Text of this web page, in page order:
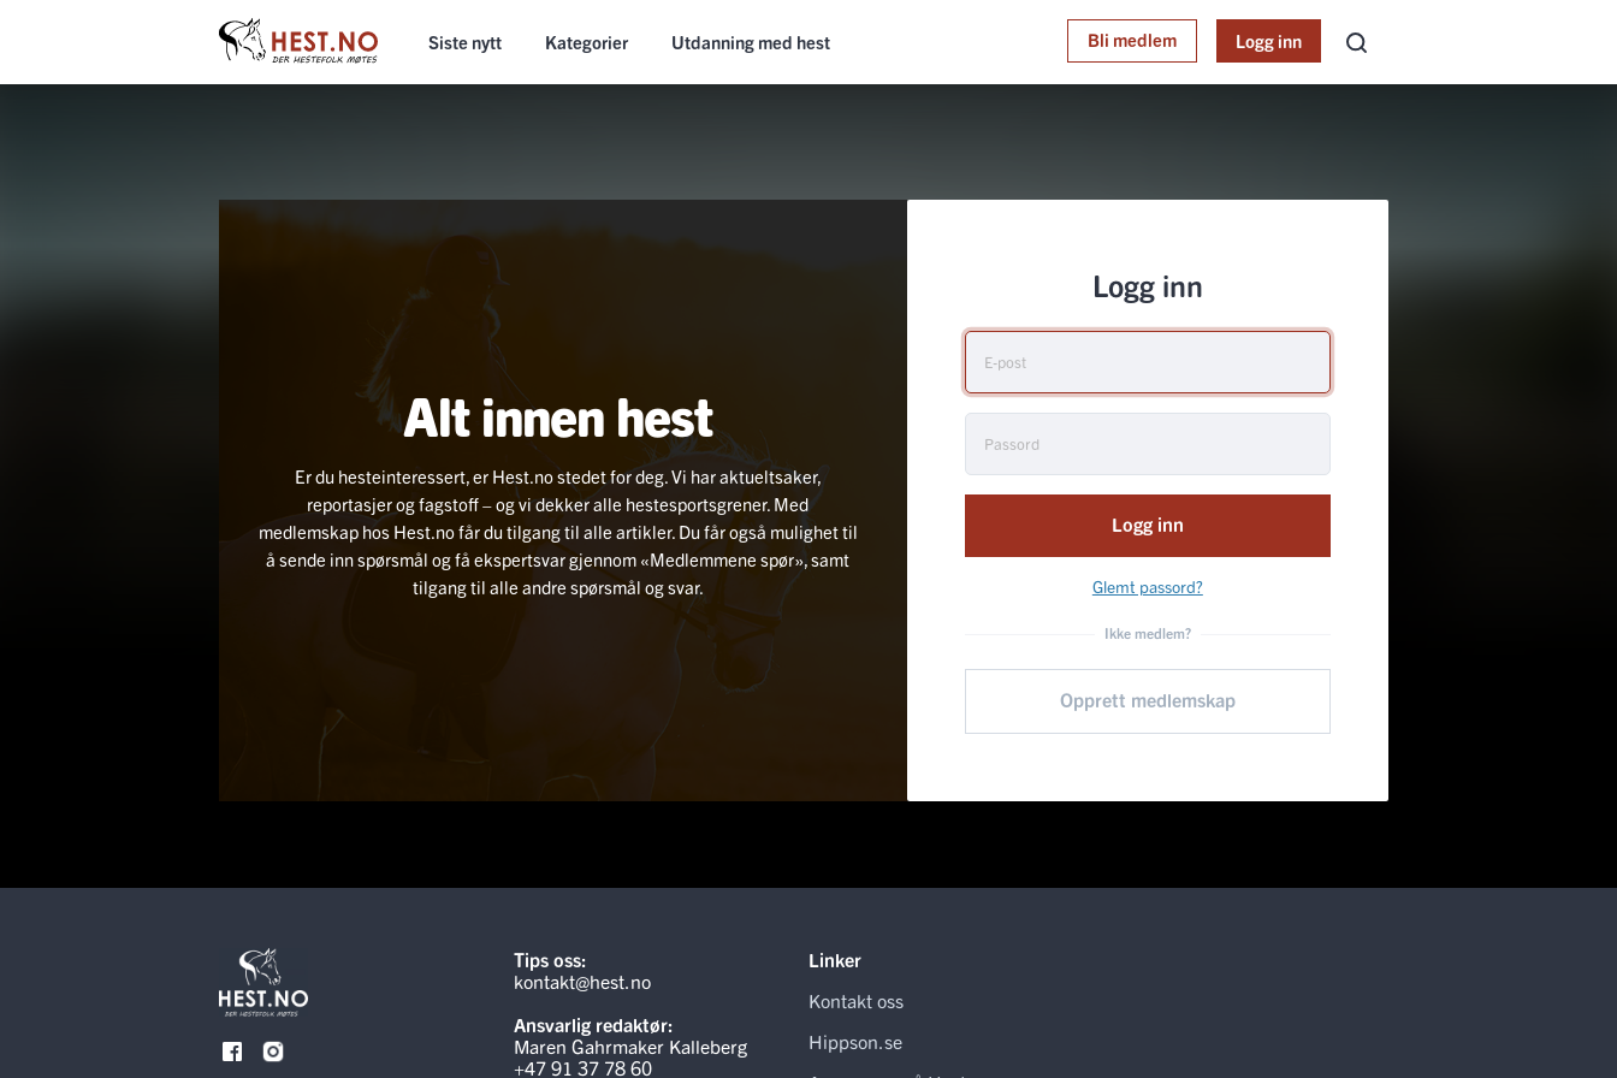
Siste nytt Kategorier Utdanning med hest Bli medlem Logg inn
Alt innen hest
Er du hesteinteressert, er Hest.no stedet for deg. Vi har aktueltsaker,
reportasjer og fagstoff – og vi dekker alle hestesportsgrener. Med
medlemskap hos Hest.no får du tilgang til alle artikler. Du får også mulighet til
å sende inn spørsmål og få ekspertsvar gjennom «Medlemmene spør», samt
tilgang til alle andre spørsmål og svar.
Logg inn
Logg inn
Glemt passord?
Ikke medlem?
Opprett medlemskap
Tips oss:
kontakt@hest.no
Ansvarlig redaktør:
Maren Gahrmaker Kalleberg
+47 91 37 78 60
Linker
Kontakt oss
Hippson.se